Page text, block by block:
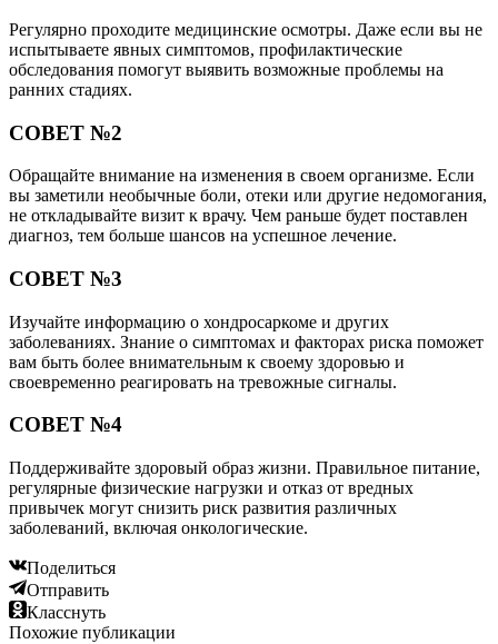
Регулярно проходите медицинские осмотры. Даже если вы не
испытываете явных симптомов, профилактические
обследования помогут выявить возможные проблемы на
ранних стадиях.
СОВЕТ №2
Обращайте внимание на изменения в своем организме. Если
вы заметили необычные боли, отеки или другие недомогания,
не откладывайте визит к врачу. Чем раньше будет поставлен
диагноз, тем больше шансов на успешное лечение.
СОВЕТ №3
Изучайте информацию о хондросаркоме и других
заболеваниях. Знание о симптомах и факторах риска поможет
вам быть более внимательным к своему здоровью и
своевременно реагировать на тревожные сигналы.
СОВЕТ №4
Поддерживайте здоровый образ жизни. Правильное питание,
регулярные физические нагрузки и отказ от вредных
привычек могут снизить риск развития различных
заболеваний, включая онкологические.
Поделиться
Отправить
Класснуть
Похожие публикации